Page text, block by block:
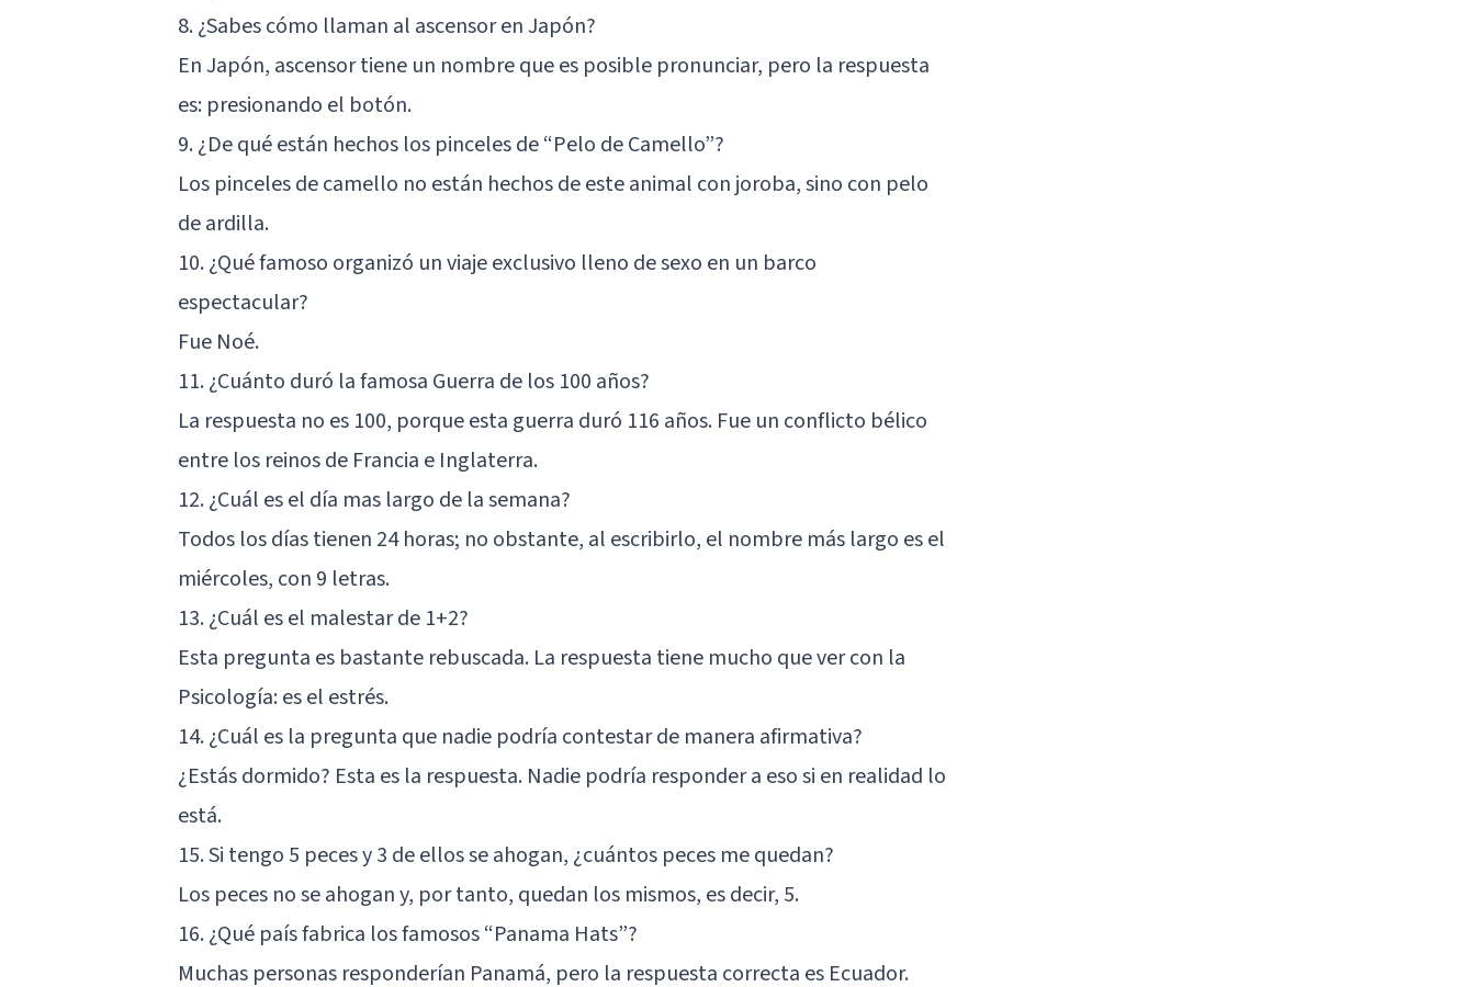
8. ¿Sabes cómo llaman al ascensor en Japón?
En Japón, ascensor tiene un nombre que es posible pronunciar, pero la respuesta
es: presionando el botón.
9. ¿De qué están hechos los pinceles de “Pelo de Camello”?
Los pinceles de camello no están hechos de este animal con joroba, sino con pelo
de ardilla.
10. ¿Qué famoso organizó un viaje exclusivo lleno de sexo en un barco
espectacular?
Fue Noé.
11. ¿Cuánto duró la famosa Guerra de los 100 años?
La respuesta no es 100, porque esta guerra duró 116 años. Fue un conflicto bélico
entre los reinos de Francia e Inglaterra.
12. ¿Cuál es el día mas largo de la semana?
Todos los días tienen 24 horas; no obstante, al escribirlo, el nombre más largo es el
miércoles, con 9 letras.
13. ¿Cuál es el malestar de 1+2?
Esta pregunta es bastante rebuscada. La respuesta tiene mucho que ver con la
Psicología: es el estrés.
14. ¿Cuál es la pregunta que nadie podría contestar de manera afirmativa?
¿Estás dormido? Esta es la respuesta. Nadie podría responder a eso si en realidad lo
está.
15. Si tengo 5 peces y 3 de ellos se ahogan, ¿cuántos peces me quedan?
Los peces no se ahogan y, por tanto, quedan los mismos, es decir, 5.
16. ¿Qué país fabrica los famosos “Panama Hats”?
Muchas personas responderían Panamá, pero la respuesta correcta es Ecuador.